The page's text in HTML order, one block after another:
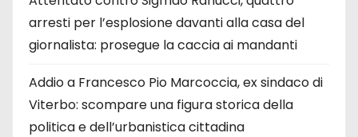
arresti per l’esplosione davanti alla casa del
giornalista: prosegue la caccia ai mandanti
Addio a Francesco Pio Marcoccia, ex sindaco di
Viterbo: scompare una figura storica della
politica e dell’urbanistica cittadina